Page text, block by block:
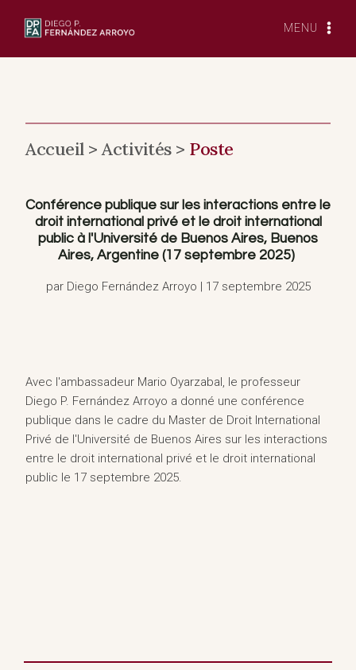
MENU
Accueil >Activités > Poste
Conférence publique sur les interactions entre le
droit international privé et le droit international
public à l'Université de Buenos Aires, Buenos
Aires, Argentine (17 septembre 2025)
par Diego Fernández Arroyo | 17 septembre 2025
Avec l'ambassadeur Mario Oyarzabal, le professeur
Diego P. Fernández Arroyo a donné une conférence
publique dans le cadre du Master de Droit International
Privé de l'Université de Buenos Aires sur les interactions
entre le droit international privé et le droit international
public le 17 septembre 2025.